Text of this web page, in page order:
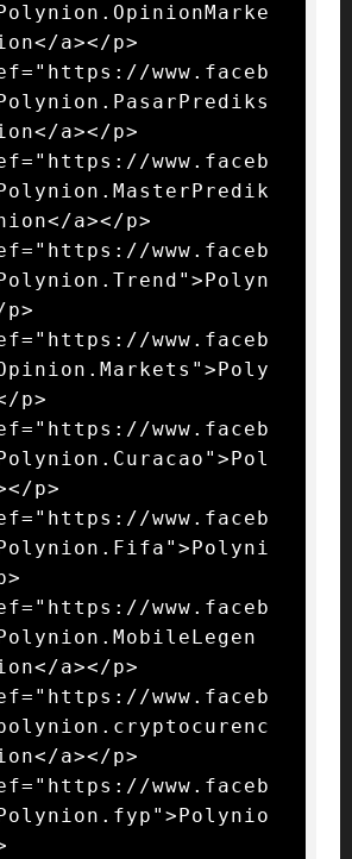
a></p>
www.faceb
a></p>
www.faceb
a></p>
www.faceb
www.faceb
p>
www.faceb
p>
www.faceb
www.faceb
a></p>
www.faceb
a></p>
www.faceb